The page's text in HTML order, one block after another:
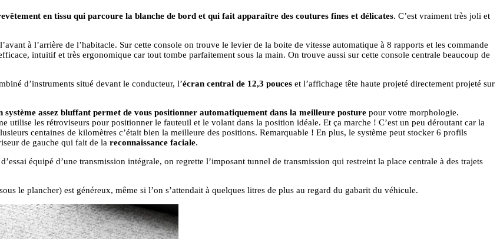
en tissu qui parcoure la blanche de bord et qui fait apparaître des coutures fines et délicates. C’est vraiment très joli et
à l’arrière de l’habitacle. Sur cette console on trouve le levier de la boite de vitesse automatique à 8 rapports et les commande
intuitif et très ergonomique car tout tombe parfaitement sous la main. On trouve aussi sur cette console centrale beaucoup de
d’instruments situé devant le conducteur, l’écran central de 12,3 pouces et l’affichage tête haute projeté directement projeté sur
système assez bluffant permet de vous positionner automatiquement dans la meilleure posture pour votre morphologie.
utilise les rétroviseurs pour positionner le fauteuil et le volant dans la position idéale. Et ça marche ! C’est un peu déroutant car la
centaines de kilomètres c’était bien la meilleure des positions. Remarquable ! En plus, le système peut stocker 6 profils
de gauche qui fait de la reconnaissance faciale.
équipé d’une transmission intégrale, on regrette l’imposant tunnel de transmission qui restreint la place centrale à des trajets
le plancher) est généreux, même si l’on s’attendait à quelques litres de plus au regard du gabarit du véhicule.